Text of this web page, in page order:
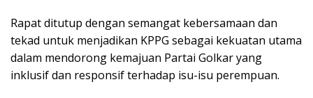
Rapat ditutup dengan semangat kebersamaan dan
tekad untuk menjadikan KPPG sebagai kekuatan utama
dalam mendorong kemajuan Partai Golkar yang
inklusif dan responsif terhadap isu-isu perempuan.